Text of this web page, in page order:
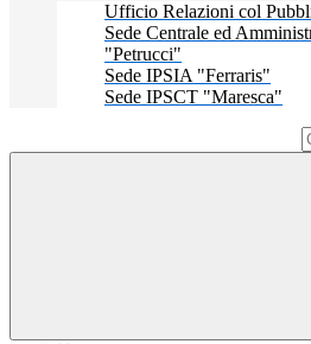
Ufficio Relazioni col
Sede Centrale ed
"Petrucci"
Sede IPSIA "Ferraris"
Sede IPSCT "Maresca"